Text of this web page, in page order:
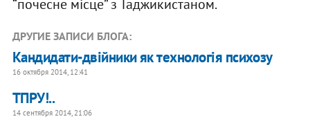
“почесне місце” з Таджикистаном.
ДРУГИЕ ЗАПИСИ БЛОГА:
Кандидати-двійники як технологія психозу
16 октября 2014, 12:41
ТПРУ!..
14 сентября 2014, 21:06